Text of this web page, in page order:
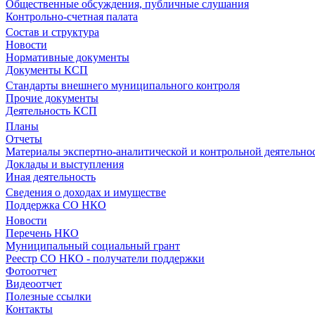
Общественные обсуждения, публичные слушания
Контрольно-счетная палата
Состав и структура
Новости
Нормативные документы
Документы КСП
Стандарты внешнего муниципального контроля
Прочие документы
Деятельность КСП
Планы
Отчеты
Материалы экспертно-аналитической и контрольной
Доклады и выступления
Иная деятельность
Сведения о доходах и имуществе
Поддержка СО НКО
Новости
Перечень НКО
Муниципальный социальный грант
Реестр СО НКО - получатели поддержки
Фотоотчет
Видеоотчет
Полезные ссылки
Контакты